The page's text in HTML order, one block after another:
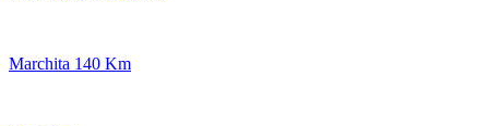
Marchita 140 Km